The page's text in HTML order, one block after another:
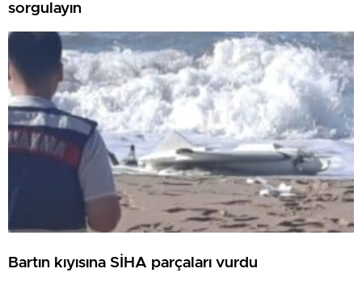
sorgulayın
Bartın kıyısına SİHA parçaları vurdu